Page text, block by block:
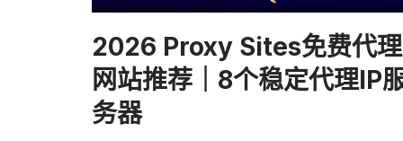
2026 Proxy Sites免费代理
网站推荐｜8个稳定代理IP
务器